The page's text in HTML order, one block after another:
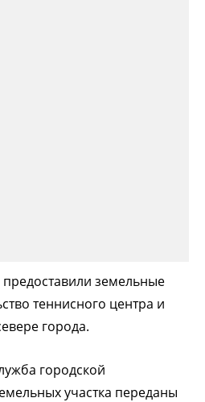
предоставили земельные
теннисного центра и
города.
городской
участка переданы